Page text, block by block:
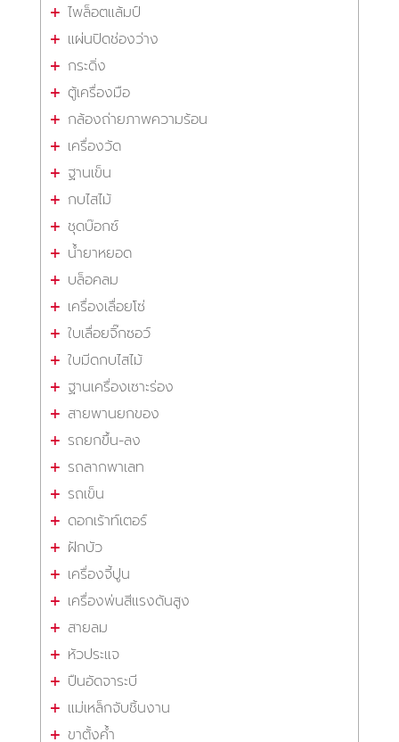
ไพล็อตแล้มป์
แผ่นปิดช่องว่าง
กระดิ่ง
ตู้เครื่องมือ
กล้องถ่ายภาพความร้อน
เครื่องวัด
ฐานเข็น
กบไสไม้
ชุดบ๊อกซ์
น้ำยาหยอด
บล็อคลม
เครื่องเลื่อยโซ่
ใบเลื่อยจิ๊กซอว์
ใบมีดกบไสไม้
ฐานเครื่องเซาะร่อง
สายพานยกของ
รถยกขึ้น-ลง
รถลากพาเลท
รถเข็น
ดอกเร้าท์เตอร์
ฝักบัว
เครื่องจี้ปูน
เครื่องพ่นสีแรงดันสูง
สายลม
หัวประแจ
ปืนอัดจาระบี
แม่เหล็กจับชิ้นงาน
ขาตั้งค้ำ